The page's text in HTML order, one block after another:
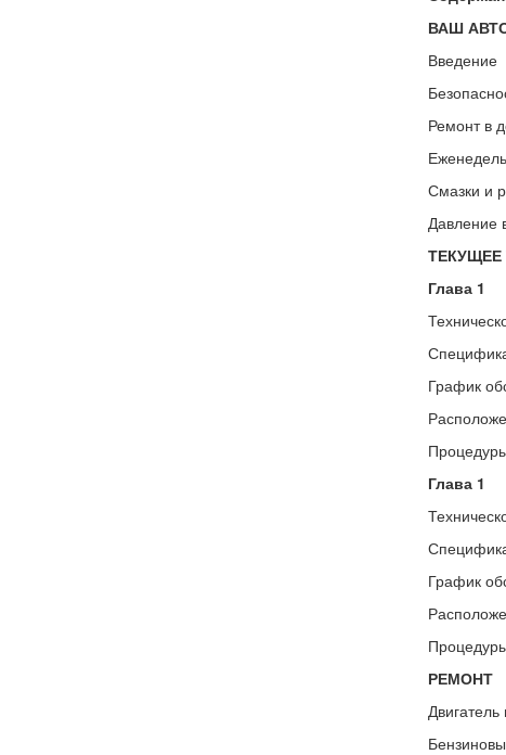
ВАШ
Введение
Ремонт в
Смазки и
Давление
Глава 1
График
Глава 1
График
РЕМОНТ